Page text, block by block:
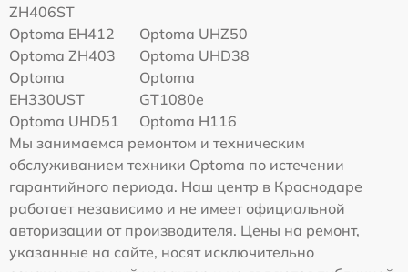
ZH406ST
Optoma EH412
Optoma UHZ50
Optoma ZH403
Optoma UHD38
Optoma
EH330UST
Optoma
GT1080e
Optoma UHD51
Optoma H116
Мы занимаемся ремонтом и техническим
обслуживанием техники Optoma по истечении
гарантийного периода. Наш центр в Краснодаре
работает независимо и не имеет официальной
авторизации от производителя. Цены на ремонт,
указанные на сайте, носят исключительно